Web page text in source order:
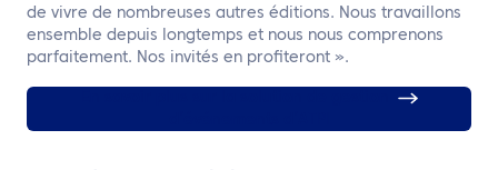
de vivre de nombreuses autres éditions. Nous travaillons
ensemble depuis longtemps et nous nous comprenons
parfaitement. Nos invités en profiteront ».